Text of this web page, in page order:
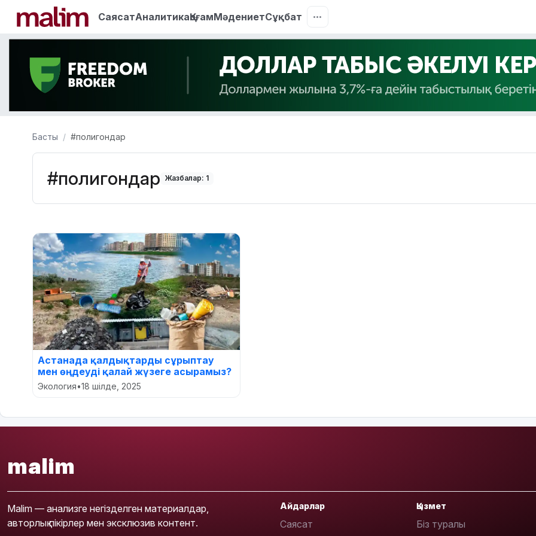
СаясатАналитикаҚоғамМәдениетСұқбат
Басты #полигондар
#полигондар Жазбалар: 1
Астанада қалдықтарды сұрыптау
мен өңдеуді қалай жүзеге асырамыз?
Экология•18 шілде, 2025
malim
Malim — анализге негізделген материалдар,
авторлық пікірлер мен эксклюзив контент.
Айдарлар
Саясат
Қызмет
Біз туралы